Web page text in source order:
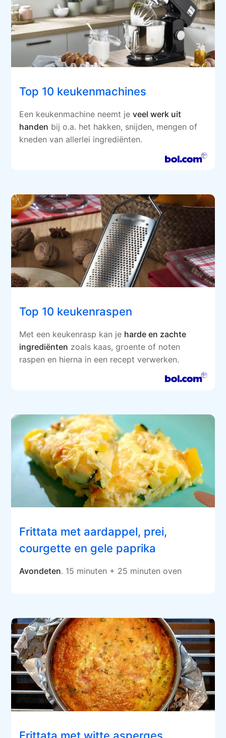
Top 10 keukenmachines
Een keukenmachine neemt jeveel werk uit
handen bij o.a. het hakken, snijden, mengen of
kneden van allerlei ingrediënten.
Top 10 keukenraspen
Met een keukenrasp kan je harde en zachte
ingrediënten zoals kaas, groente of noten
raspen en hierna in een recept verwerken.
Frittata met aardappel, prei,
courgette en gele paprika
Avondeten. 15 minuten + 25 minuten oven
Frittata met witte asperges,